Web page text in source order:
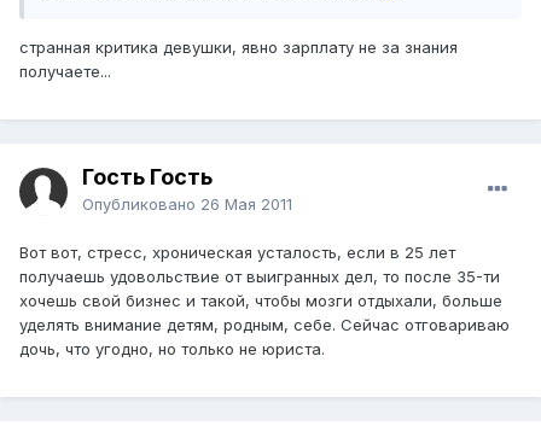
странная критика девушки, явно зарплату не за знания
получаете...
Гость Гость
Опубликовано 26 Мая 2011
Вот вот, стресс, хроническая усталость, если в 25 лет
получаешь удовольствие от выигранных дел, то после 35-ти
хочешь свой бизнес и такой, чтобы мозги отдыхали, больше
уделять внимание детям, родным, себе. Сейчас отговариваю
дочь, что угодно, но только не юриста.